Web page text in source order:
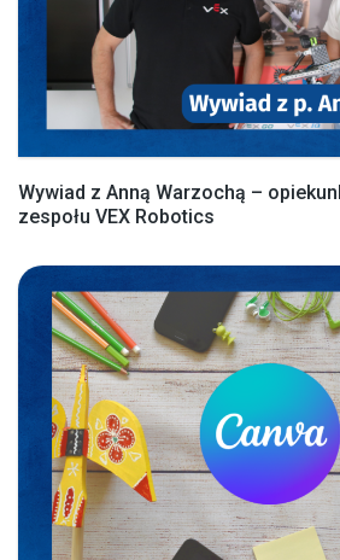
Wywiad z Anną Warzochą –
zespołu VEX Robotics